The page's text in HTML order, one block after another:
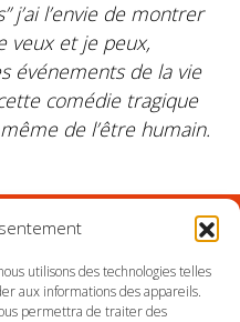
utilisons des technologies telles
aux informations des appareils.
permettra de traiter des
j’ai l’envie de montrer
veux et je peux,
événements de la vie
comédie tragique
de l’être humain.